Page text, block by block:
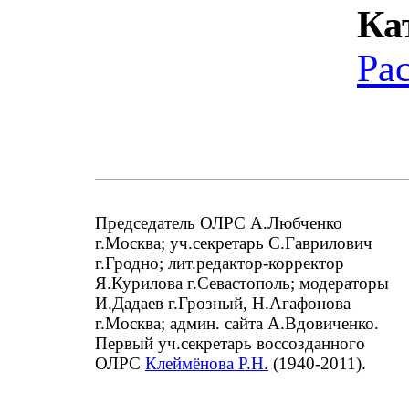
Председатель ОЛРС А.Любченко
г.Москва; уч.секретарь С.Гаврилович
г.Гродно; лит.редактор-корректор
Я.Курилова г.Севастополь; модераторы
И.Дадаев г.Грозный, Н.Агафонова
г.Москва; админ. сайта А.Вдовиченко.
Первый уч.секретарь воссозданного
ОЛРС Клеймёнова Р.Н. (1940-2011).